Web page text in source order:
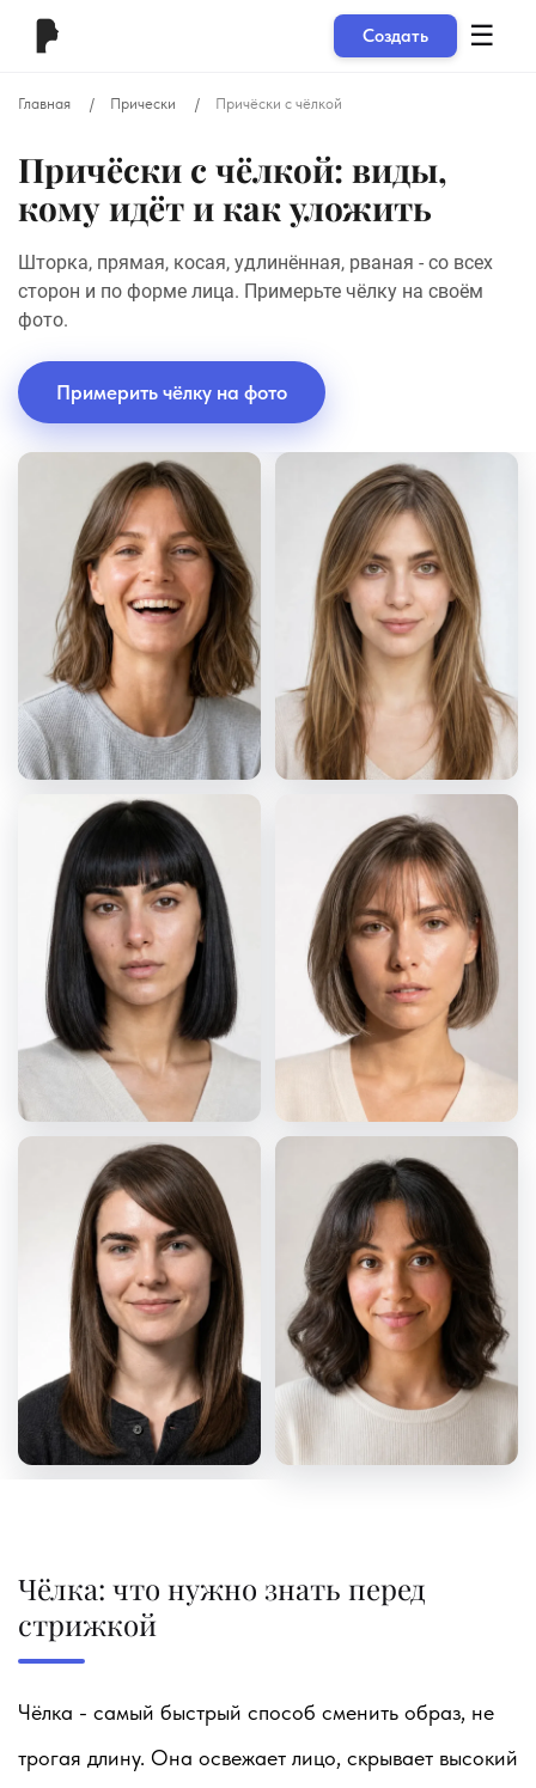
Создать ☰
Главная Прически Причёски с чёлкой
Причёски с чёлкой: виды,
кому идёт и как уложить
Шторка, прямая, косая, удлинённая, рваная - со всех
сторон и по форме лица. Примерьте чёлку на своём
фото.
Примерить чёлку на фото
Чёлка: что нужно знать перед
стрижкой
Чёлка - самый быстрый способ сменить образ, не
трогая длину. Она освежает лицо, скрывает высокий